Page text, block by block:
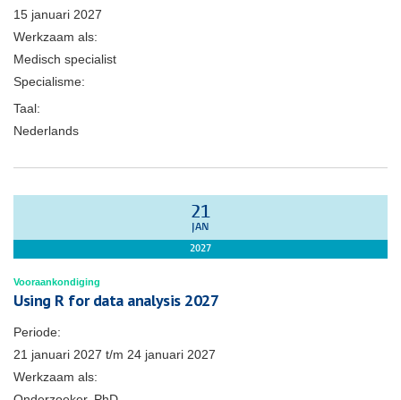
15 januari 2027
Werkzaam als:
Medisch specialist
Specialisme:
Taal:
Nederlands
21
JAN
2027
Vooraankondiging
Using R for data analysis 2027
Periode:
21 januari 2027 t/m 24 januari 2027
Werkzaam als: